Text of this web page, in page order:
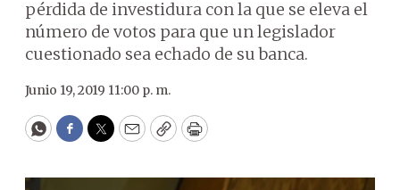
pérdida de investidura con la que se eleva el
número de votos para que un legislador
cuestionado sea echado de su banca.
Junio 19, 2019 11:00 p. m.
WhatsApp
Facebook
Twitter
EmailCopyPrint